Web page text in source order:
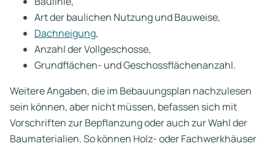
Art der baulichen Nutzung und Bauweise,
Dachneigung,
Anzahl der Vollgeschosse,
Grundflächen- und Geschossflächenanzahl.
Weitere Angaben, die im Bebauungsplan nachzulesen
sein können, aber nicht müssen, befassen sich mit
Vorschriften zur Bepflanzung oder auch zur Wahl der
Baumaterialien. So können Holz- oder Fachwerkhäuser